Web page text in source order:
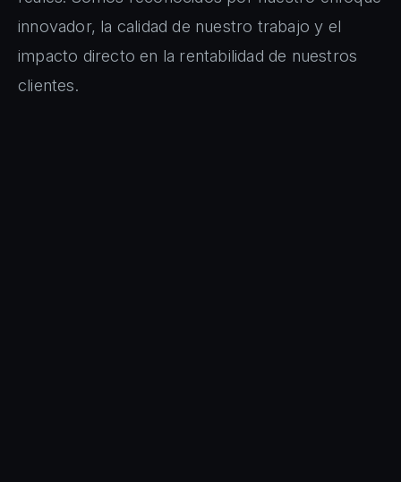
innovador, la calidad de nuestro trabajo y el
impacto directo en la rentabilidad de nuestros
clientes.